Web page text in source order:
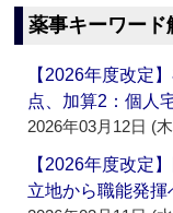
薬事キーワード
【2026年度改定
点、加算2：個人
2026年03月12日 (
【2026年度改定
立地から職能発揮